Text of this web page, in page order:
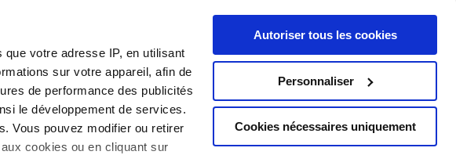
votre adresse IP, en utilisant
sur votre appareil, afin de
de performance des publicités
le développement de services.
Vous pouvez modifier ou retirer
cookies ou en cliquant sur
Autoriser tous les cookies
Personnaliser
Cookies nécessaires uniquement
humanistes. De telles
d'étude